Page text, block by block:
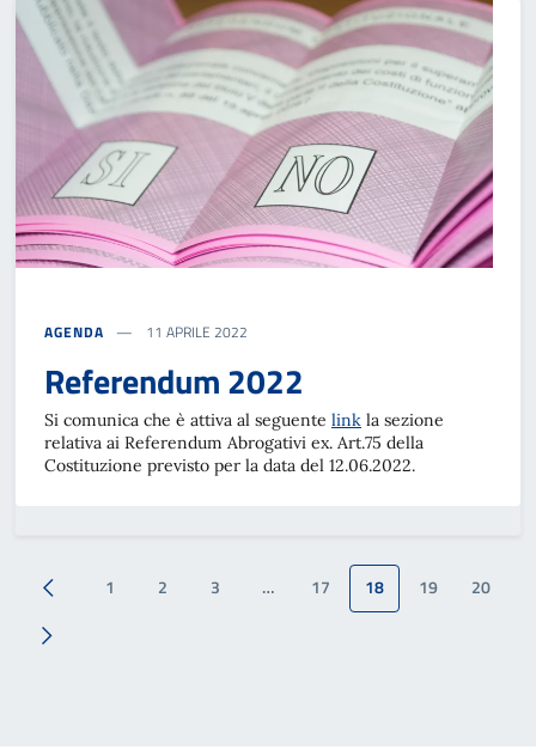
AGENDA 11 APRILE 2022
Referendum 2022
Si comunica che è attiva al seguente link la sezione
relativa ai Referendum Abrogativi ex. Art.75 della
Costituzione previsto per la data del 12.06.2022.
1 2 3 … 17 18 19 20